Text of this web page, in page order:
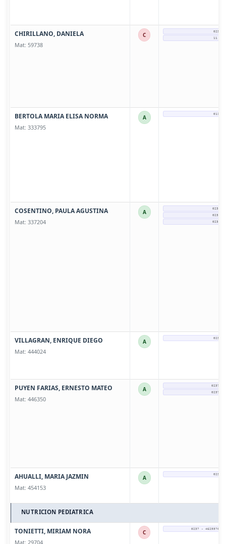
CHIRILLANO, DANIELA
Mat: 59738
C 0237-
11
BERTOLA MARIA ELISA NORMA
Mat: 333795
A 011-
COSENTINO, PAULA AGUSTINA
Mat: 337204
A 0237-
0237-
0237-
VILLAGRAN, ENRIQUE DIEGO
Mat: 444024
A 0237-
PUYEN FARIAS, ERNESTO MATEO
Mat: 446350
A 0237 -
0237 -
AHUALLI, MARIA JAZMIN
Mat: 454153
A 0237-
NUTRICION PEDIATRICA
TONIETTI, MIRIAM NORA
Mat: 29704
C 0237 - 4625570 /